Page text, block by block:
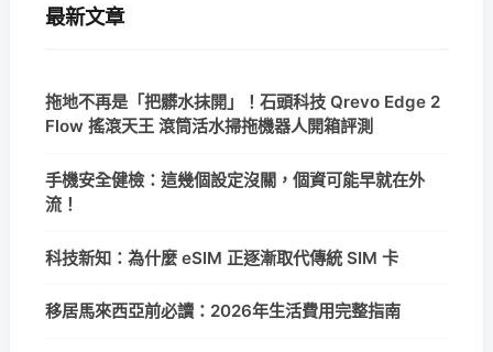
最新文章
拖地不再是「把髒水抹開」！石頭科技 Qrevo Edge 2
Flow 搖滾天王 滾筒活水掃拖機器人開箱評測
手機安全健檢：這幾個設定沒關，個資可能早就在外
流！
科技新知：為什麼 eSIM 正逐漸取代傳統 SIM 卡
移居馬來西亞前必讀：2026年生活費用完整指南